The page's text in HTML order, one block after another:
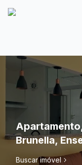
Brunella,
Buscar imóvel